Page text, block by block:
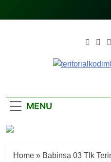
MENU
Home » Babinsa 03 Tlk